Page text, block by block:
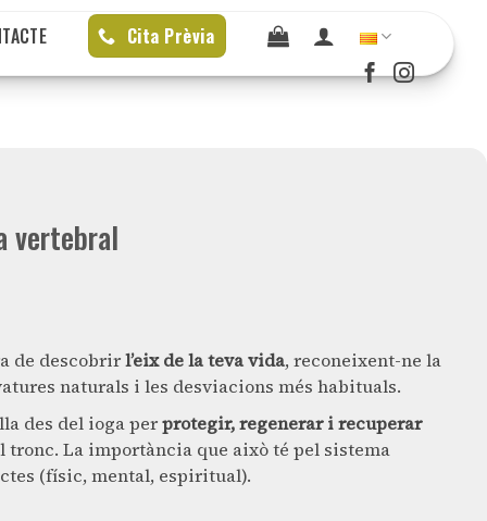
Cita Prèvia
vertebral
de descobrirl’eix de la teva vida, reconeixent-ne la
naturals i les desviacions més habituals.
des del ioga perprotegir, regenerar i recuperar
tronc. La importància que això té pel sistema
(físic, mental, espiritual).